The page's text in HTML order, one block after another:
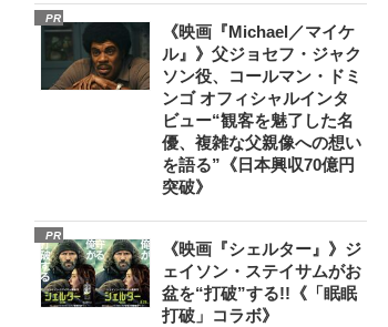
PR
《映画『Michael／マイケ
ル』》父ジョセフ・ジャク
ソン役、コールマン・ドミ
ンゴ オフィシャルインタ
ビュー“観客を魅了した名
優、複雑な父親像への想い
を語る”《日本興収70億円
突破》
PR
《映画『シェルター』》ジ
ェイソン・ステイサムがお
盆を“打破”する!!《「眠眠
打破」コラボ》